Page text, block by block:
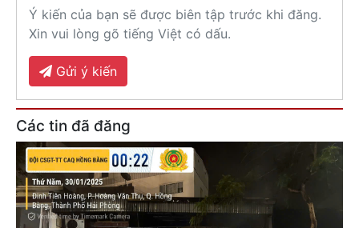
Ý kiến của bạn sẽ được biên tập trước khi đăng.
Xin vui lòng gõ tiếng Việt có dấu.
Gửi ý kiến
Các tin đã đăng